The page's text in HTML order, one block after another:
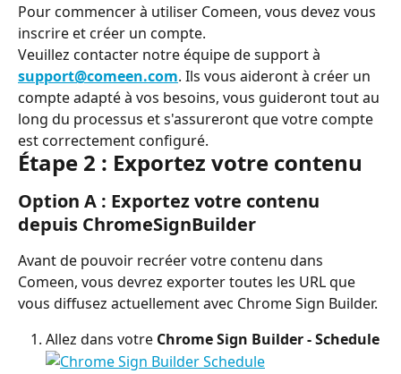
Pour commencer à utiliser Comeen, vous devez vous
inscrire et créer un compte.
Veuillez contacter notre équipe de support à
support@comeen.com. Ils vous aideront à créer un
compte adapté à vos besoins, vous guideront tout au
long du processus et s'assureront que votre compte
est correctement configuré.
Étape 2 : Exportez votre contenu
Option A : Exportez votre contenu
depuis ChromeSignBuilder
Avant de pouvoir recréer votre contenu dans
Comeen, vous devrez exporter toutes les URL que
vous diffusez actuellement avec Chrome Sign Builder.
Allez dans votre Chrome Sign Builder - Schedule